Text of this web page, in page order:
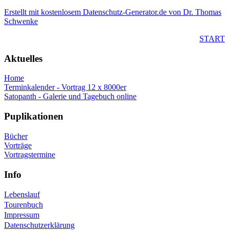
Erstellt mit kostenlosem Datenschutz-Generator.de von Dr. Thomas
Schwenke
START
Aktuelles
Home
Terminkalender - Vortrag 12 x 8000er
Satopanth - Galerie und Tagebuch online
Puplikationen
Bücher
Vorträge
Vortragstermine
Info
Lebenslauf
Tourenbuch
Impressum
Datenschutzerklärung